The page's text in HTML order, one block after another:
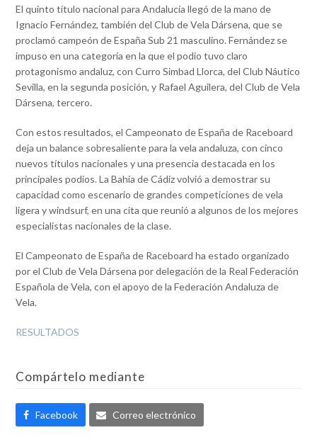
El quinto título nacional para Andalucía llegó de la mano de
Ignacio Fernández, también del Club de Vela Dársena, que se
proclamó campeón de España Sub 21 masculino. Fernández se
impuso en una categoría en la que el podio tuvo claro
protagonismo andaluz, con Curro Simbad Llorca, del Club Náutico
Sevilla, en la segunda posición, y Rafael Aguilera, del Club de Vela
Dársena, tercero.
Con estos resultados, el Campeonato de España de Raceboard
deja un balance sobresaliente para la vela andaluza, con cinco
nuevos títulos nacionales y una presencia destacada en los
principales podios. La Bahía de Cádiz volvió a demostrar su
capacidad como escenario de grandes competiciones de vela
ligera y windsurf, en una cita que reunió a algunos de los mejores
especialistas nacionales de la clase.
El Campeonato de España de Raceboard ha estado organizado
por el Club de Vela Dársena por delegación de la Real Federación
Española de Vela, con el apoyo de la Federación Andaluza de
Vela.
RESULTADOS
Compártelo mediante
Facebook Correo electrónico